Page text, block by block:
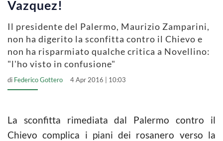
Vazquez!
Il presidente del Palermo, Maurizio Zamparini,
non ha digerito la sconfitta contro il Chievo e
non ha risparmiato qualche critica a Novellino:
"l'ho visto in confusione"
di Federico Gottero 4 Apr 2016 | 10:03
La sconfitta rimediata dal Palermo contro il
Chievo complica i piani dei rosanero verso la